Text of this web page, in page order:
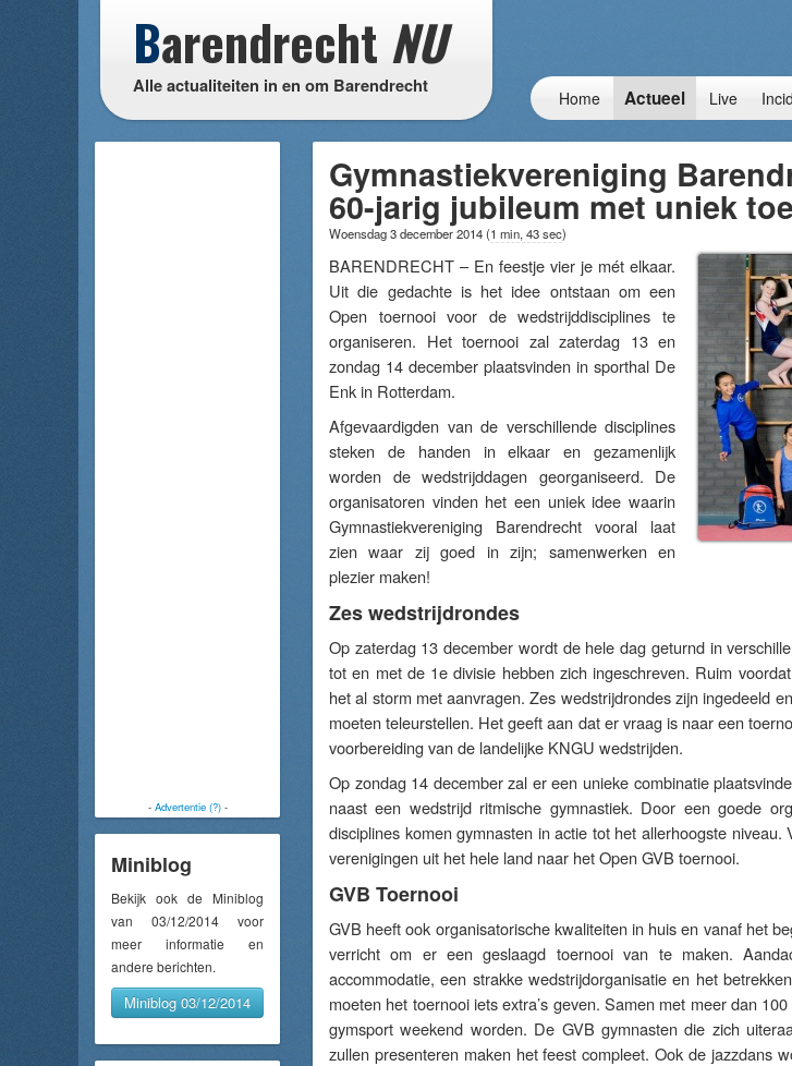
Barendrecht NU
Alle actualiteiten in en om Barendrecht
Home Actueel Live
- Advertentie (?)-
Miniblog
Bekijk ook de Miniblog
van 03/12/2014 voor
meer informatie en
andere berichten.
Miniblog 03/12/2014
Gymnastiekvereniging
60-jarig jubileum met uniek
Woensdag 3 december 2014(1 min, 43 sec)
BARENDRECHT – En feestje vier je mét elkaar.
Uit die gedachte is het idee ontstaan om een
Open toernooi voor de wedstrijddisciplines te
organiseren. Het toernooi zal zaterdag 13 en
zondag 14 december plaatsvinden in sporthal De
Enk in Rotterdam.
Afgevaardigden van de verschillende disciplines
steken de handen in elkaar en gezamenlijk
worden de wedstrijddagen georganiseerd. De
organisatoren vinden het een uniek idee waarin
Gymnastiekvereniging Barendrecht vooral laat
zien waar zij goed in zijn; samenwerken en
plezier maken!
Zes wedstrijdrondes
Op zaterdag 13 december wordt de hele dag geturnd in
tot en met de 1e divisie hebben zich ingeschreven. Ruim
het al storm met aanvragen. Zes wedstrijdrondes zijn ingedeeld
moeten teleurstellen. Het geeft aan dat er vraag is naar een
voorbereiding van de landelijke KNGU wedstrijden.
Op zondag 14 december zal er een unieke combinatie
naast een wedstrijd ritmische gymnastiek. Door een goede
disciplines komen gymnasten in actie tot het allerhoogste
verenigingen uit het hele land naar het Open GVB toernooi.
GVB Toernooi
GVB heeft ook organisatorische kwaliteiten in huis en vanaf het
verricht om er een geslaagd toernooi van te maken.
accommodatie, een strakke wedstrijdorganisatie en het
moeten het toernooi iets extra’s geven. Samen met meer dan
gymsport weekend worden. De GVB gymnasten die zich
zullen presenteren maken het feest compleet. Ook de jazzdans